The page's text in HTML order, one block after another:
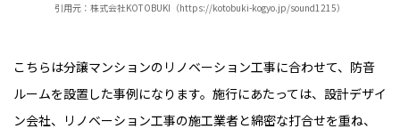
引用元：株式会社KOTOBUKI（https://kotobuki-kogyo.jp/sound1215）
こちらは分譲マンションのリノベーション工事に合わせて、防音
ルームを設置した事例になります。施行にあたっては、設計デザイ
ン会社、リノベーション工事の施工業者と綿密な打合せを重ね、